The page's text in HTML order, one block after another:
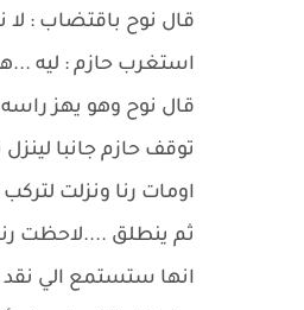
قال نوح باقتضاب : لا
استغرب حازم : ليه
قال نوح وهو يهز
توقف حازم جانبا
اومات رنا ونزلت
ثم ينطلق ....لاحظت
انها ستستمع الي نقد